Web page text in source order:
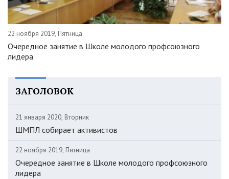
22 ноября 2019, Пятница
Очередное занятие в Школе молодого профсоюзного
лидера
ЗАГОЛОВОК
21 января 2020, Вторник
ШМПЛ собирает активистов
22 ноября 2019, Пятница
Очередное занятие в Школе молодого профсоюзного
лидера